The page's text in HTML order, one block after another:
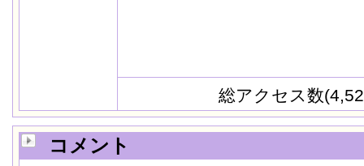
総アクセス数
コメント